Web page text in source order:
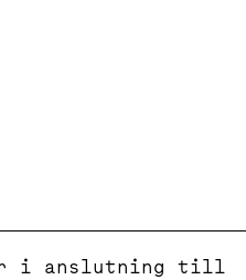
i anslutning till